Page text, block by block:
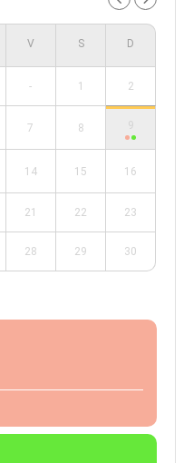
- 1 2
7 8 9
14 15 16
21 22 23
28 29 30